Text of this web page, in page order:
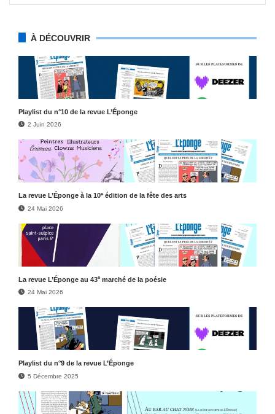
À DÉCOUVRIR
Play­list du n°10 de la revue L’Éponge
2 Juin 2026
La revue L’Éponge à la 10e édition de la fête des arts
24 Mai 2026
La revue L’Éponge au 43e marché de la poésie
24 Mai 2026
Play­list du n°9 de la revue L’Éponge
5 Décembre 2025